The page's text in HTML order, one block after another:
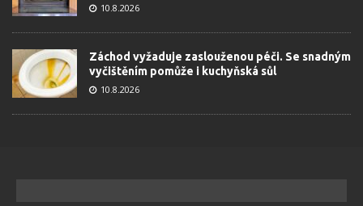
10.8.2026
Záchod vyžaduje zaslouženou péči. Se snadným
vyčištěním pomůže i kuchyňská sůl
10.8.2026